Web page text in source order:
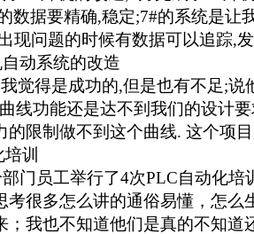
数据要精确,稳定;7#的系统是让
现问题的时候有数据可以追踪,
动系统的改造
觉得是成功的,但是也有不足;说
曲线功能还是达不到我们的设计
的限制做不到这个曲线. 这个项
训
门员工举行了4次PLC自动化培
考很多怎么讲的通俗易懂，怎
；我也不知道他们是真的不知